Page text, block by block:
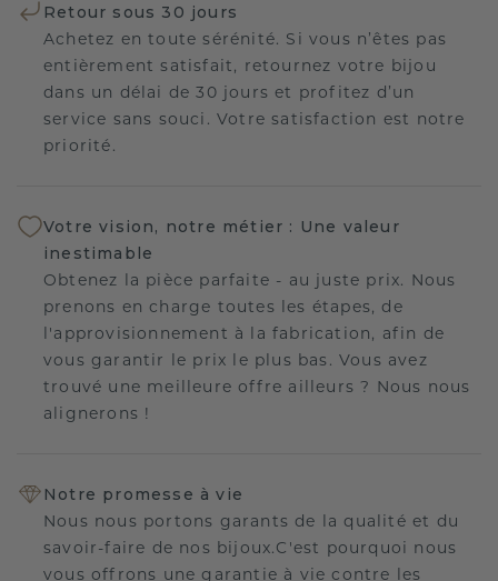
Retour sous 30 jours
Achetez en toute sérénité. Si vous n’êtes pas
entièrement satisfait, retournez votre bijou
dans un délai de 30 jours et profitez d’un
service sans souci. Votre satisfaction est notre
priorité.
Votre vision, notre métier : Une valeur
inestimable
Obtenez la pièce parfaite - au juste prix. Nous
prenons en charge toutes les étapes, de
l'approvisionnement à la fabrication, afin de
vous garantir le prix le plus bas. Vous avez
trouvé une meilleure offre ailleurs ? Nous nous
alignerons !
Notre promesse à vie
Nous nous portons garants de la qualité et du
savoir-faire de nos bijoux.C'est pourquoi nous
vous offrons une garantie à vie contre les